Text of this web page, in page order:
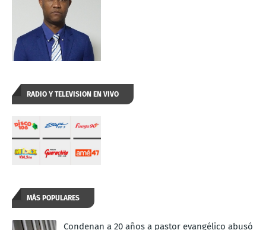
RADIO Y TELEVISION EN VIVO
MÁS POPULARES
Condenan a 20 años a pastor evangélico abusó